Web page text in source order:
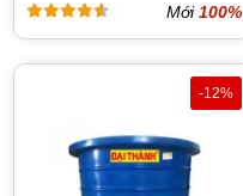
Mới100%
-12%